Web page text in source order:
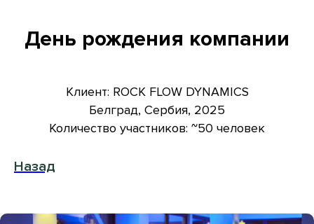
День рождения компании
Клиент: ROCK FLOW DYNAMICS
Белград, Сербия, 2025
Количество участников: ~50 человек
Назад